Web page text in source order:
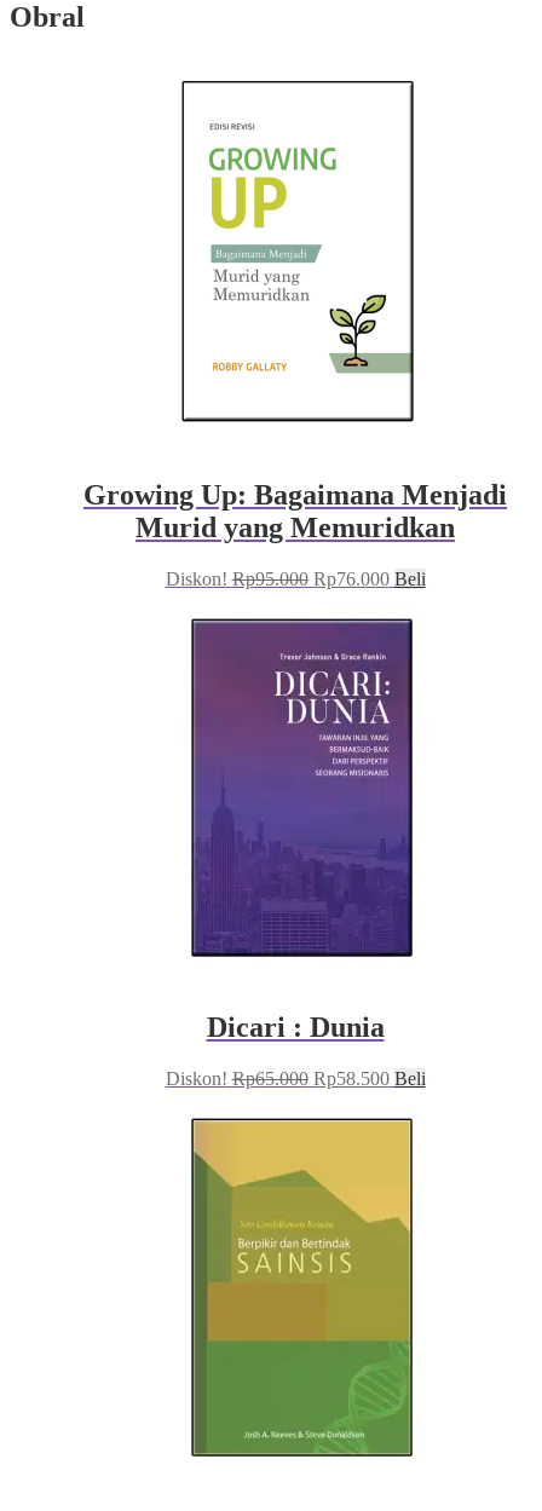
Obral
Growing Up: Bagaimana Menjadi
Murid yang Memuridkan
Diskon! Rp95.000 Harga
adalah:
Rp76.000Harga
ini
Beli
Dicari : Dunia
Diskon! Rp65.000 Harga
adalah:
Rp58.500Harga
ini
Beli